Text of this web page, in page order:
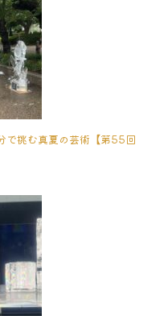
で挑む真夏の芸術【第55回